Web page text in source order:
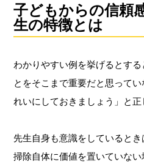
子どもからの信頼
生の特徴とは
わかりやすい例を挙げるとす
とをそこまで重要だと思って
れいにしておきましょう」と正
先生自身も意識をしていると
掃除自体に価値を置いていな